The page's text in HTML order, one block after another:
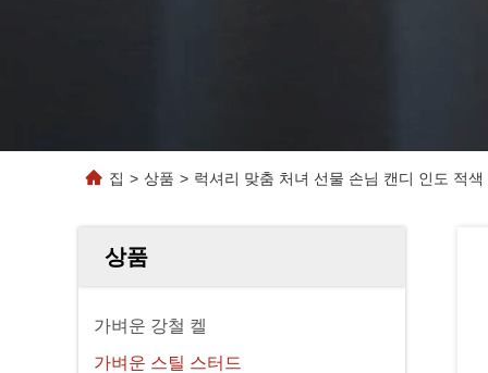
집 > 상품 > 럭셔리 맞춤 처녀 선물 손님 캔디 인도 적
상품
가벼운 강철 켈
가벼운 스틸 스터드